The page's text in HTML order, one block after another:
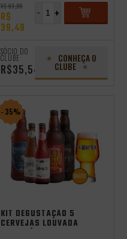
R$ 63,99
R$
39,49
+
-
SÓCIO DO
CLUBE
R$35,54
CONHEÇA O
CLUBE
- 35%
KIT DEGUSTAÇÃO 5
CERVEJAS LOUVADA